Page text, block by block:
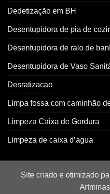
Dedetização em BH
Desentupidora de pia de
Desentupidora de ralo de
Desentupidora de Vaso
Desratizacao
Limpa fossa com caminhão
Limpeza Caixa de Gordura
Limpeza de caixa d’agua
Site criado e otimizado